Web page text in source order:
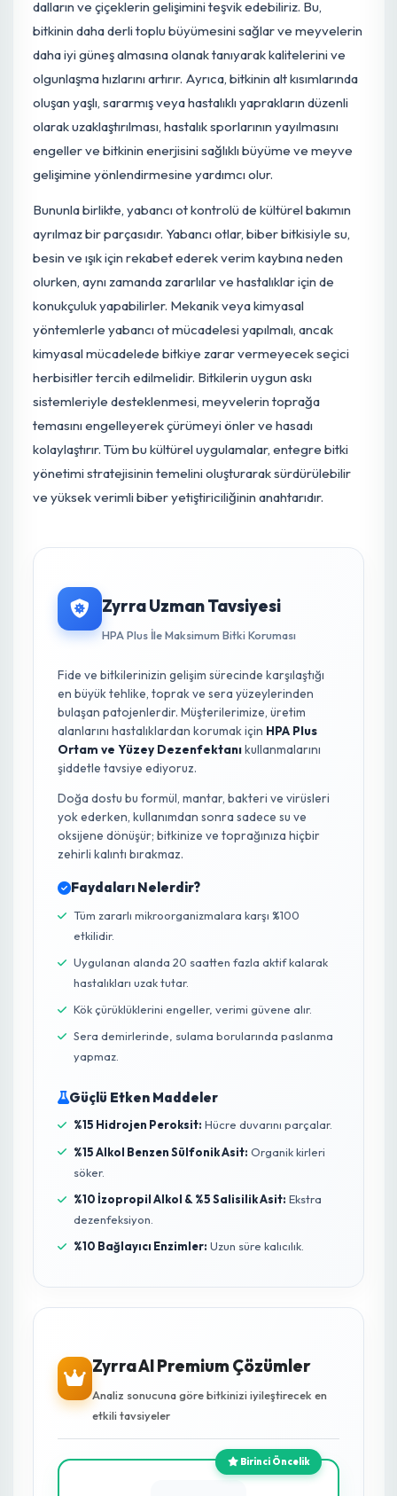
aralıklarda tutulması (gündüz 22-28°C, gece 18-20°C;
nem %60-75), fotosentez verimliliğini artırırken, aşırı
Botrytis (Kurşuni Küf) ve Külleme gibi fungal
gelişimini tetiklediği unutulmamalıdır. Yeterli
havalandırma, bitki çevresindeki nemli hava tabakasını
dağıtarak stoma açıklığını düzenler ve transpirasyonu
teşvik eder, bu da besin ve su alımını hızlandırır.
Budama, biber bitkisinin verimini ve kalitesini doğrudan
etkileyen önemli bir kültürel uygulamadır. Doğru
teknikleri ile bitki üzerindeki gereksiz yük azaltılır, hava
akışı ve güneşlenme optimize edilir. Biberde apikal
dominantlığı (ana sürgünün baskın büyümesi) kontrol
altına almak için, bazen ana sürgünün ucunun alınması
veya alt yaprakların seyreltilmesi gibi uygulamalarla yan
dalların ve çiçeklerin gelişimini teşvik edebiliriz. Bu,
bitkinin daha derli toplu büyümesini sağlar ve
daha iyi güneş almasına olanak tanıyarak kalitelerini ve
olgunlaşma hızlarını artırır. Ayrıca, bitkinin alt kısımlarında
olarak uzaklaştırılması, hastalık sporlarının yayılmasını
engeller ve bitkinin enerjisini sağlıklı büyüme ve meyve
gelişimine yönlendirmesine yardımcı olur.
ayrılmaz bir parçasıdır. Yabancı otlar, biber bitkisiyle su,
besin ve ışık için rekabet ederek verim kaybına neden
olurken, aynı zamanda zararlılar ve hastalıklar için de
konukçuluk yapabilirler. Mekanik veya kimyasal
kimyasal mücadelede bitkiye zarar vermeyecek seçici
herbisitler tercih edilmelidir. Bitkilerin uygun askı
temasını engelleyerek çürümeyi önler ve hasadı
kolaylaştırır. Tüm bu kültürel uygulamalar, entegre bitki
ve yüksek verimli biber yetiştiriciliğinin anahtarıdır.
Zyrra Uzman Tavsiyesi
HPA Plus İle Maksimum Bitki Koruması
Fide ve bitkilerinizin gelişim sürecinde karşılaştığı
en büyük tehlike, toprak ve sera yüzeylerinden
bulaşan patojenlerdir. Müşterilerimize, üretim
Ortam ve Yüzey Dezenfektanıkullanmalarını
Doğa dostu bu formül, mantar, bakteri ve virüsleri
zehirli kalıntı bırakmaz.
Faydaları Nelerdir?
Tüm zararlı mikroorganizmalara karşı %100
etkilidir.